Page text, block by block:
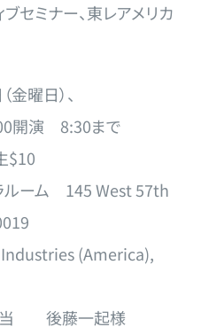
セミナー、東レアメリカ
金曜日）、
演 8:30まで
$10
ルーム 145 West 57th
Industries (America),
当 後藤一起様